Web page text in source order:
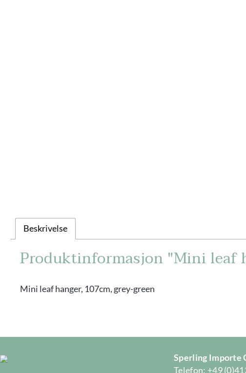
Beskrivelse
Produktinformasjon "Mini leaf
Mini leaf hanger, 107cm, grey-green
Sperling Importe
Telefon: +49